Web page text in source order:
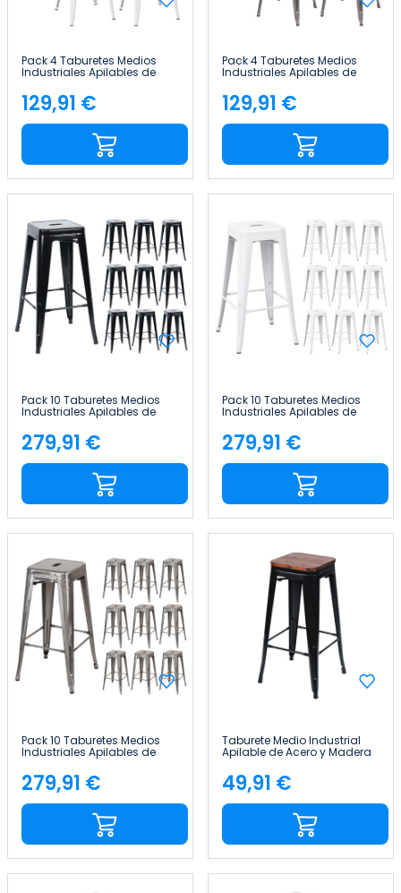
Pack 4 Taburetes Medios
Industriales Apilables de
Acero 43x43x76cm Thinia
Home
Precio
129,91 €
Pack 4 Taburetes Medios
Industriales Apilables de
Acero 43x43x76cm Thinia
Home
Precio
129,91 €
Pack 10 Taburetes Medios
Industriales Apilables de
Acero 43x43x76cm Thinia
Home
Precio
279,91 €
Pack 10 Taburetes Medios
Industriales Apilables de
Acero 43x43x76cm Thinia
Home
Precio
279,91 €
Pack 10 Taburetes Medios
Industriales Apilables de
Acero 43x43x76cm Thinia
Home
Precio
279,91 €
Taburete Medio Industrial
Apilable de Acero y Madera
43x43x76cm Thinia Home
Precio
49,91 €